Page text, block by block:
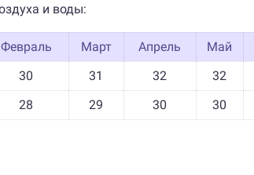
и воды:
Февраль Март Апрель Май
30 31 32 32
28 29 30 30